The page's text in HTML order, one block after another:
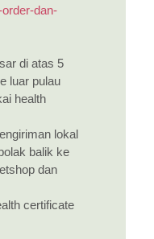
dan-
di atas 5
luar pulau
health
lokal
balik ke
dan
certificate